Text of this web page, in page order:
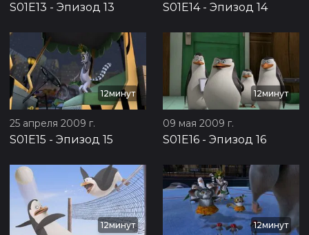
S01E13 - Эпизод 13 S01E14- Эпизод 14
12минут
25 апреля 2009 г.
S01E15 - Эпизод 15
12минут
09 мая 2009 г.
S01E16 - Эпизод 16
12минут 12минут